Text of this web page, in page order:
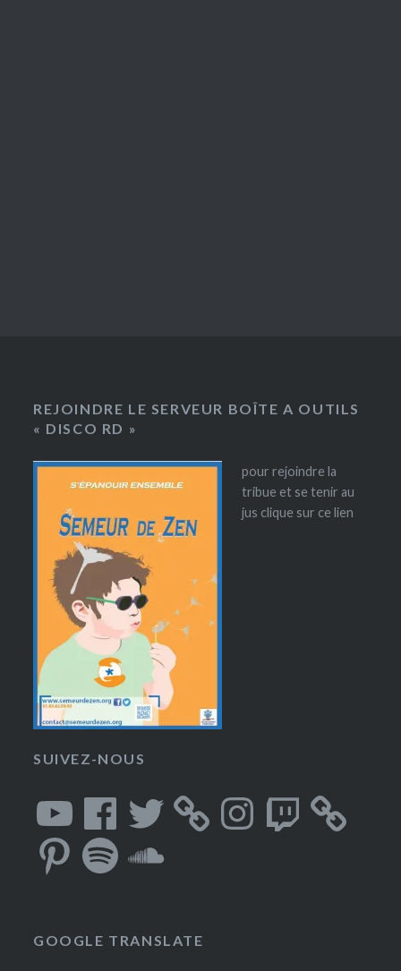
REJOINDRE LE SERVEUR BOÎTE A OUTILS
« DISCO RD »
pour rejoindre la
tribue et se tenir au
jus clique sur ce lien
SUIVEZ-NOUS
YouTubeFacebook Twitter InstagramTwitch
PinterestSpotify
GOOGLE TRANSLATE